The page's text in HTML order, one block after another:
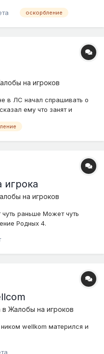
(скриншоты, видео)
оскорбление
на игроков
в ЛС начал спрашивать о
ему что занят и
игрока
на игроков
чуть раньше Может чуть
Родных 4.
в Жалобы на игроков
ником wellkom матерился и